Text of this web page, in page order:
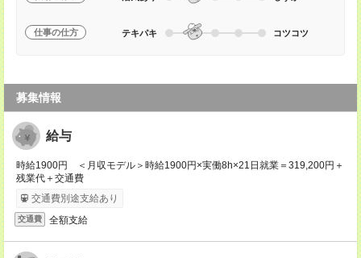
仕事の仕方 テキパキ コツコツ
募集情報
給与
時給1900円 ＜月収モデル＞時給1900円×実働8h×21日就業＝319,200円＋
残業代＋交通費
交通費別途支給あり
交通費 全額支給